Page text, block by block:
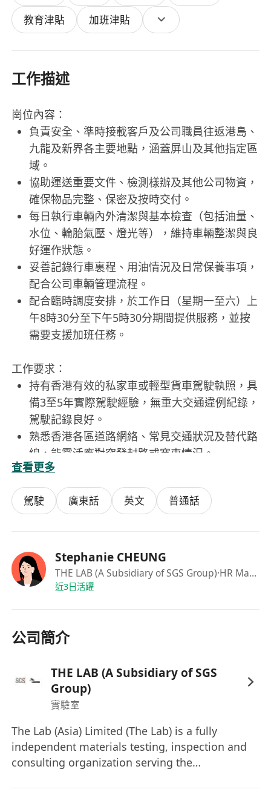
教育津貼
加班津貼
工作描述
崗位內容：
負責安全、準時接載客戶及公司職員往返港島、
九龍及新界各主要地點，涵蓋屏山及其他指定區
域。
協助運送重要文件、檢測樣辦及其他公司物資，
確保物品完整、保密及按時交付。
每日執行車輛內外清潔與基本檢查（包括油量、
水位、輪胎氣壓、燈光等），維持車輛整潔與良
好運作狀態。
妥善記錄行車裏程、用油情況及日常保養事項，
配合公司車輛管理流程。
配合臨時調度安排，於工作日（星期一至六）上
午8時30分至下午5時30分期間提供服務，並按
需要支援加班任務。
工作要求：
持有香港有效的私家車或輕型貨車駕駛執照，具
備3至5年實際駕駛經驗，無重大交通違例紀錄，
駕駛記錄良好。
熟悉香港各區道路網絡、常見交通狀況及替代路
線，能靈活應對突發封路或塞車情況。
中三或以上學歷，能以粵語流暢溝通，具基本英
語及普通話聽說能力，可處理簡單工作對話與書
面指示。
須為香港永久性居民，符合本地就業及駕駛資格
法定要求，可即時到職。
生日假
喪親假
銀行假
進修津貼
超時工作薪酬
醫療保障計劃
查看更多
駕駛 廣東話 英文 普通話
Stephanie CHEUNG
THE LAB (A Subsidiary of SGS Group)·HR Manager
近3日活躍
公司簡介
THE LAB (A Subsidiary of SGS
Group)
實驗室
The Lab (Asia) Limited (The Lab) is a fully
independent materials testing, inspection and
consulting organization serving the